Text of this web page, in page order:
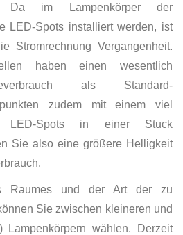
Da im Lampenkörper der
LED-Spots installiert werden, ist
Stromrechnung Vergangenheit.
haben einen wesentlich
als Standard-
zudem mit einem viel
LED-Spots in einer Stuck
Sie also eine größere Helligkeit
Raumes und der Art der zu
Sie zwischen kleineren und
wählen. Derzeit